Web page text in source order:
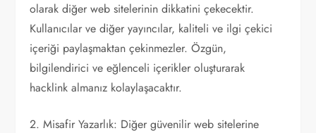
olarak diğer web sitelerinin dikkatini çekecektir.
Kullanıcılar ve diğer yayıncılar, kaliteli ve ilgi çekici
içeriği paylaşmaktan çekinmezler. Özgün,
bilgilendirici ve eğlenceli içerikler oluşturarak
hacklink almanız kolaylaşacaktır.
2. Misafir Yazarlık: Diğer güvenilir web sitelerine